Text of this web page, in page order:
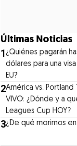
Últimas Noticias
1¿Quiénes pagarán
dólares para una
EU?
2América vs. Portland
VIVO: ¿Dónde y a
Leagues Cup HOY?
3¿De qué morimos